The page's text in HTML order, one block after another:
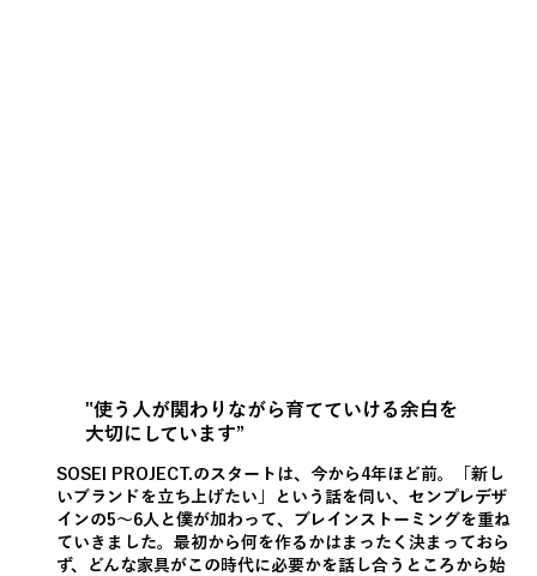
"使う人が関わりながら育てていける余白を
大切にしています”
SOSEI PROJECT.のスタートは、今から4年ほど前。「新し
いブランドを立ち上げたい」という話を伺い、センプレデザ
インの5～6人と僕が加わって、ブレインストーミングを重ね
ていきました。最初から何を作るかはまったく決まっておら
ず、どんな家具がこの時代に必要かを話し合うところから始